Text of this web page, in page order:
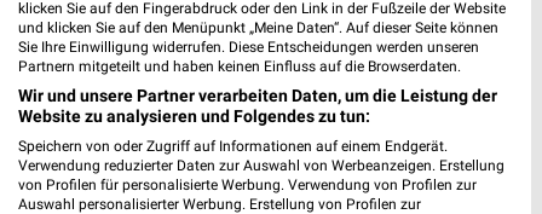
Gültig bis Fr. 14.08. Gültig bis Fr. 14.08.
XXXLutz XXXLutz
klicken Sie auf den Fingerabdruck oder den Link in der Fußzeile der Website
und klicken Sie auf den Menüpunkt „Meine Daten“. Auf dieser Seite können
Sie Ihre Einwilligung widerrufen. Diese Entscheidungen werden unseren
Partnern mitgeteilt und haben keinen Einfluss auf die Browserdaten.
Wir und unsere Partner verarbeiten Daten, um die Leistung der
Website zu analysieren und Folgendes zu tun:
Speichern von oder Zugriff auf Informationen auf einem Endgerät.
Verwendung reduzierter Daten zur Auswahl von Werbeanzeigen. Erstellung
von Profilen für personalisierte Werbung. Verwendung von Profilen zur
Auswahl personalisierter Werbung. Erstellung von Profilen zur